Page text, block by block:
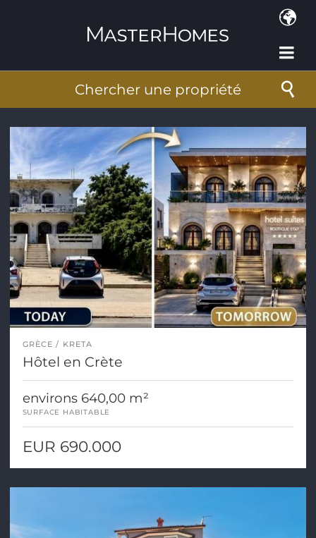
Chercher une propriété
GRÈCE KRETA
Hôtel en Crète
environs 640,00 m²
SURFACE HABITABLE
EUR 690.000